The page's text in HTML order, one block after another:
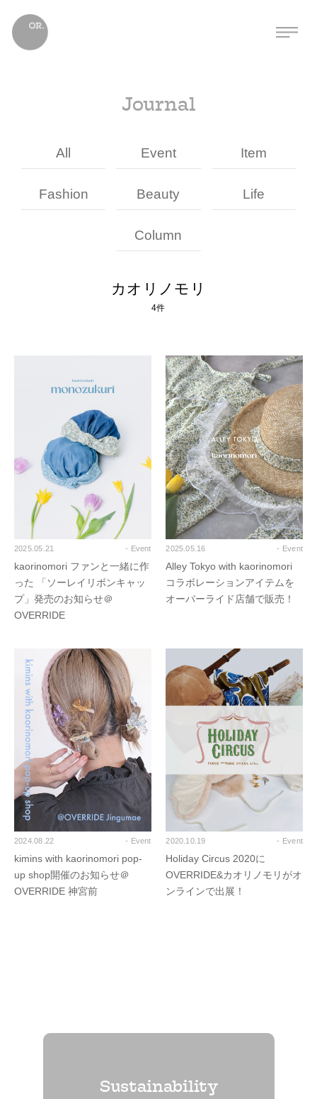
Journal
All Event Item
Fashion Beauty Life
Column
カオリノモリ
4件
2025.05.21 - Event
kaorinomori ファンと一緒に作
った 「ソーレイリボンキャッ
プ」発売のお知らせ＠
OVERRIDE
2025.05.16 - Event
Alley Tokyo with kaorinomori
コラボレーションアイテムを
オーバーライド店舗で販売！
2024.08.22 - Event
kimins with kaorinomori pop-
up shop開催のお知らせ＠
OVERRIDE 神宮前
2020.10.19 - Event
Holiday Circus 2020に
OVERRIDE&カオリノモリがオ
ンラインで出展！
Sustainability